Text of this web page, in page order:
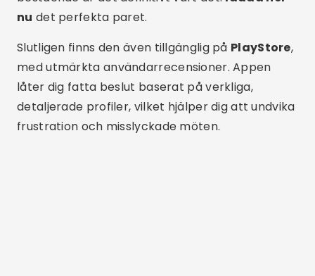
Pairfect - Chatt och dejting
ANDROID
4.07(4,2 tusen recensioner)
50 000+ nedladdningar
49 miljoner